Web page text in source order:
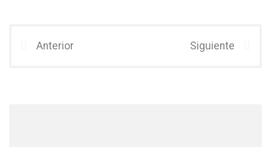
b
er
Anterior Siguiente